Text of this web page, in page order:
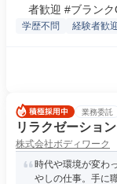
者歓迎 #ブランク
学歴不問 経験者歓
業務委託
リラクゼーショ
株式会社ボディワーク
時代や環境が変わ
やしの仕事。手に